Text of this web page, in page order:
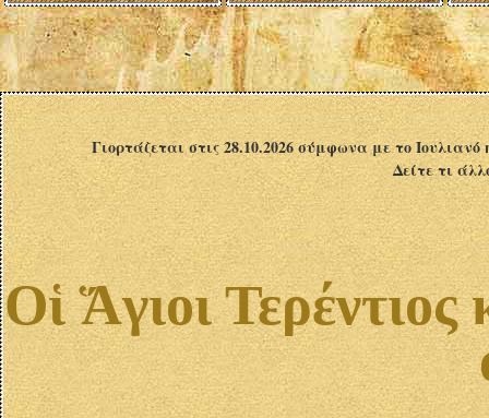
Γιορτάζεται στις 28.10.2026 σύμφωνα με το
Δείτε τι
Οἱ Ἅγιοι